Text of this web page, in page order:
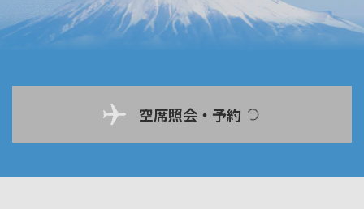
空席照会・予約